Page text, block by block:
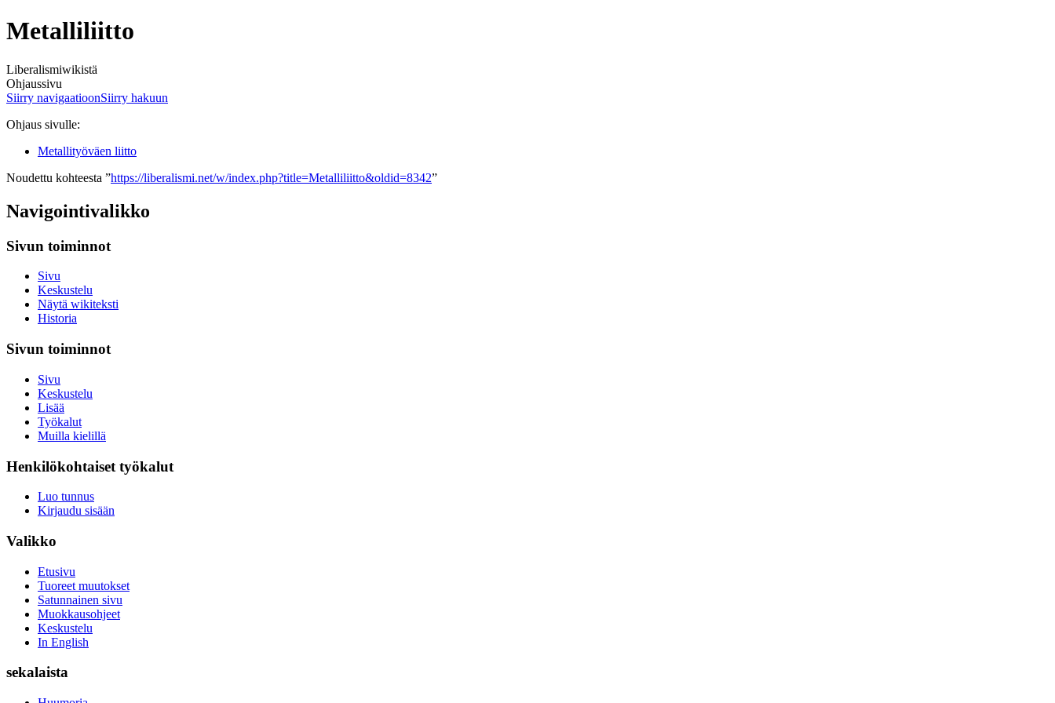
Metalliliitto
Liberalismiwikistä
Ohjaussivu
Siirry navigaatioonSiirry hakuun
Ohjaus sivulle:
Metallityöväen liitto
Noudettu kohteesta ”https://liberalismi.net/w/index.php?title=Metalliliitto&oldid=8342”
Navigointivalikko
Sivun toiminnot
Sivu
Keskustelu
Näytä wikiteksti
Historia
Sivun toiminnot
Sivu
Keskustelu
Lisää
Työkalut
Muilla kielillä
Henkilökohtaiset työkalut
Luo tunnus
Kirjaudu sisään
Valikko
Etusivu
Tuoreet muutokset
Satunnainen sivu
Muokkausohjeet
Keskustelu
In English
sekalaista